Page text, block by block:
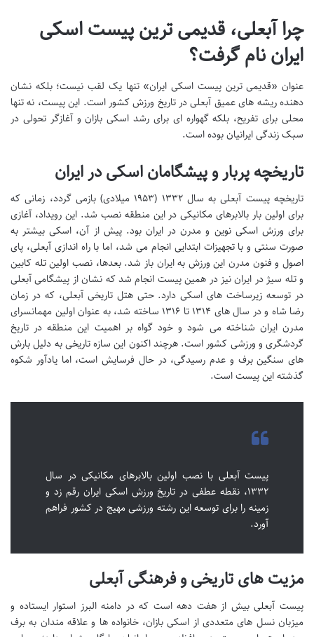
چرا آبعلی، قدیمی ترین پیست اسکی
ایران نام گرفت؟
عنوان «قدیمی ترین پیست اسکی ایران» تنها یک لقب نیست؛ بلکه نشان
دهنده ریشه های عمیق آبعلی در تاریخ ورزش کشور است. این پیست، نه تنها
محلی برای تفریح، بلکه گهواره ای برای رشد اسکی بازان و آغازگر تحولی در
سبک زندگی ایرانیان بوده است.
تاریخچه پربار و پیشگامان اسکی در ایران
تاریخچه پیست آبعلی به سال ۱۳۳۲ (۱۹۵۳ میلادی) بازمی گردد، زمانی که
برای اولین بار بالابرهای مکانیکی در این منطقه نصب شد. این رویداد، آغازی
برای ورزش اسکی نوین و مدرن در ایران بود. پیش از آن، اسکی بیشتر به
صورت سنتی و با تجهیزات ابتدایی انجام می شد، اما با راه اندازی آبعلی، پای
اصول و فنون مدرن این ورزش به ایران باز شد. بعدها، نصب اولین تله کابین
و تله سیژ در ایران نیز در همین پیست انجام شد که نشان از پیشگامی آبعلی
در توسعه زیرساخت های اسکی دارد. حتی هتل تاریخی آبعلی، که در زمان
رضا شاه و در سال های ۱۳۱۴ تا ۱۳۱۶ ساخته شد، به عنوان اولین مهمانسرای
مدرن ایران شناخته می شود و خود گواه بر اهمیت این منطقه در تاریخ
گردشگری و ورزشی کشور است. هرچند اکنون این سازه تاریخی به دلیل بارش
های سنگین برف و عدم رسیدگی، در حال فرسایش است، اما یادآور شکوه
گذشته این پیست است.
پیست آبعلی با نصب اولین بالابرهای مکانیکی در سال
۱۳۳۲، نقطه عطفی در تاریخ ورزش اسکی ایران رقم زد و
زمینه را برای توسعه این رشته ورزشی مهیج در کشور فراهم
آورد.
مزیت های تاریخی و فرهنگی آبعلی
پیست آبعلی بیش از هفت دهه است که در دامنه البرز استوار ایستاده و
میزبان نسل های متعددی از اسکی بازان، خانواده ها و علاقه مندان به برف